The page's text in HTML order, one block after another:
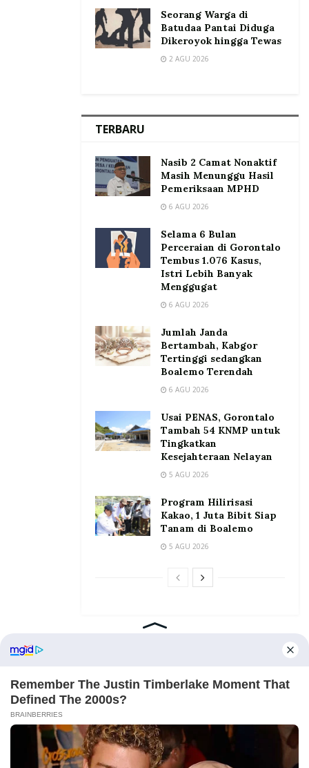
Seorang Warga di
Batudaa Pantai Diduga
Dikeroyok hingga Tewas
2 AGU 2026
TERBARU
Nasib 2 Camat Nonaktif
Masih Menunggu Hasil
Pemeriksaan MPHD
6 AGU 2026
Selama 6 Bulan
Perceraian di Gorontalo
Tembus 1.076 Kasus,
Istri Lebih Banyak
Menggugat
6 AGU 2026
Jumlah Janda
Bertambah, Kabgor
Tertinggi sedangkan
Boalemo Terendah
6 AGU 2026
Usai PENAS, Gorontalo
Tambah 54 KNMP untuk
Tingkatkan
Kesejahteraan Nelayan
5 AGU 2026
Program Hilirisasi
Kakao, 1 Juta Bibit Siap
Tanam di Boalemo
5 AGU 2026
Home Tentang Kontak Redaksi Pedoman Media Siber
©2026 Prosesnews.id. All Rights Reserved.